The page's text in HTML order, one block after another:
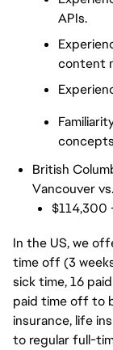
APIs.
content
British
Vancouver
$114,300
In the US, we
time off (3
sick time, 16
paid time off to
insurance, life
to regular full-